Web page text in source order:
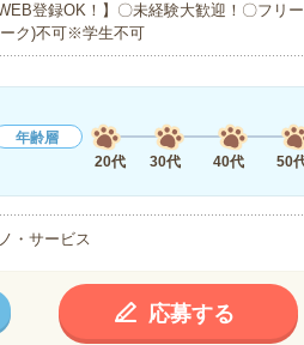
WEB登録OK！】〇未経験大歓迎！〇フ
ク)不可※学生不可
年齢層
20代
30代 40代 50
・サービス
応募する